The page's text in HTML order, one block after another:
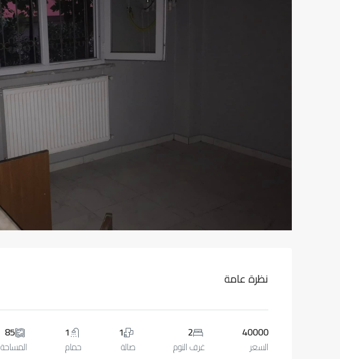
نظرة عامة
40000
السعر
2
غرف النوم
1
صالة
1
حمام
85
المساحة